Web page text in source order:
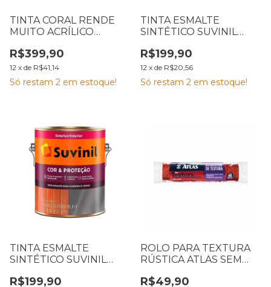
TINTA CORAL RENDE
MUITO ACRÍLICO
R$399,90
12 x de R$41,14
Só restam 2 em estoque!
TINTA ESMALTE
SINTÉTICO SUVINIL
PROTEÇÃO
R$199,90
12 x de R$20,56
Só restam 2 em estoque!
TINTA ESMALTE
SINTÉTICO SUVINIL
3,6L COR E PROTEÇÃO
R$199,90
ROLO PARA TEXTURA
RÚSTICA ATLAS SEM
R$49,90